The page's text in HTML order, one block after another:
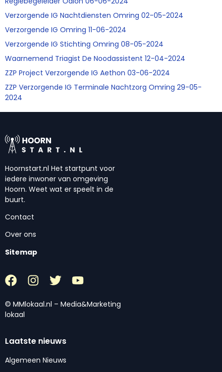
Verzorgende IG Nachtdiensten Omring 02-05-2024
Verzorgende IG Omring 11-06-2024
Verzorgende IG Stichting Omring 08-05-2024
Waarnemend Triagist De Noodassistent 12-04-2024
ZZP Project Verzorgende IG Aethon 03-06-2024
ZZP Verzorgende IG Terminale Nachtzorg Omring 29-05-
2024
Hoornstart.nl Het startpunt voor
iedere inwoner van omgeving
Hoorn. Weet wat er speelt in de
buurt.
Contact
Over ons
Sitemap
© MMlokaal.nl – Media&Marketing
lokaal
Laatste nieuws
Algemeen Nieuws